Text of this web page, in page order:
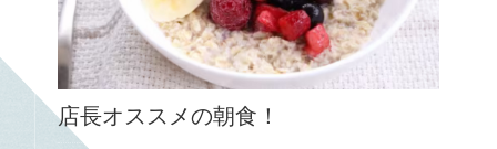
店長オススメの朝食！